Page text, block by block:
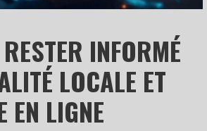
INFORMÉ
LOCALE ET
EN LIGNE